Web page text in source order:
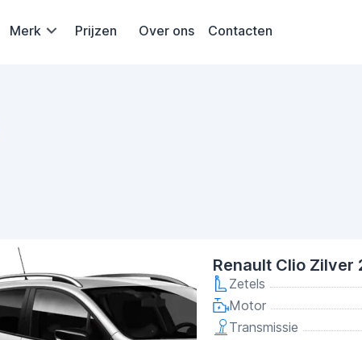
Merk Prijzen Over ons Contacten
Renault Clio Zilver
Zetels
Motor
Transmissie